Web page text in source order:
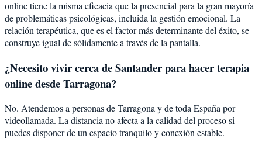
online tiene la misma eficacia que la presencial para la gran mayoría
de problemáticas psicológicas, incluida la gestión emocional. La
relación terapéutica, que es el factor más determinante del éxito, se
construye igual de sólidamente a través de la pantalla.
¿Necesito vivir cerca de Santander para hacer terapia
online desde Tarragona?
No. Atendemos a personas de Tarragona y de toda España por
videollamada. La distancia no afecta a la calidad del proceso si
puedes disponer de un espacio tranquilo y conexión estable.